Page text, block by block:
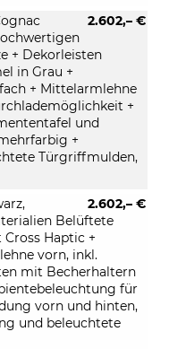
2.602,– €
+ Dekorleisten
in Grau +
+ Mittelarmlehne
+
und
+
Türgriffmulden,
2.602,– €
Belüftete
Haptic +
vorn, inkl.
mit Becherhaltern
für
vorn und hinten,
und beleuchtete